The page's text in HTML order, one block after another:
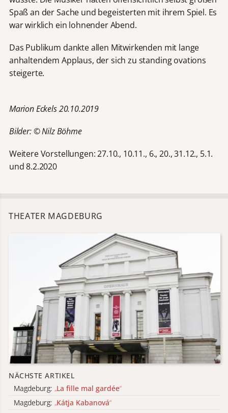
Spaß an der Sache und begeisterten mit ihrem Spiel. Es
war wirklich ein lohnender Abend.
Das Publikum dankte allen Mitwirkenden mit lange
anhaltendem Applaus, der sich zu standing ovations
steigerte.
Marion Eckels 20.10.2019
Bilder: © Nilz Böhme
Weitere Vorstellungen: 27.10., 10.11., 6., 20., 31.12., 5.1.
und 8.2.2020
THEATER MAGDEBURG
NÄCHSTE ARTIKEL
Magdeburg: „La fille mal gardée“
Magdeburg: „Kátja Kabanová“